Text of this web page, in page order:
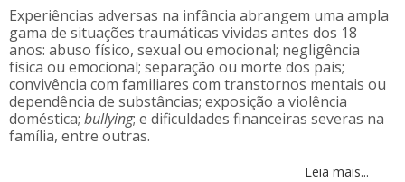
Experiências adversas na infância abrangem uma ampla
gama de situações traumáticas vividas antes dos 18
anos: abuso físico, sexual ou emocional; negligência
física ou emocional; separação ou morte dos pais;
convivência com familiares com transtornos mentais ou
dependência de substâncias; exposição a violência
doméstica; bullying; e dificuldades financeiras severas na
família, entre outras.
Leia mais...